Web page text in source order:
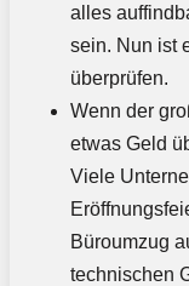
alles
sein. Nun ist
überprüfen.
Wenn der
etwas Geld
Viele
Büroumzug
technischen